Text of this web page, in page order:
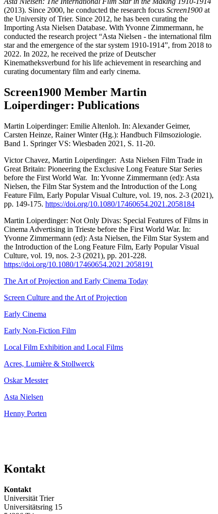
(2013). Since 2000, he conducted the research focus Screen1900 at
the University of Trier. Since 2012, he has been curating the
Importing Asta Nielsen Database. With Yvonne Zimmermann, he
conducted the research project “Asta Nielsen - the international film
star and the emergence of the star system 1910-1914”, from 2018 to
2022. In 2022, he received the prize of Deutscher
Kinematheksverbund for his life achievement in researching and
curating documentary film and early cinema.
Screen1900 Member Martin
Loiperdinger: Publications
Martin Loiperdinger: Emilie Altenloh. In: Alexander Geimer,
Carsten Heinze, Rainer Winter (Hg.): Handbuch Filmsoziologie.
Band 1. Springer VS: Wiesbaden 2021, S. 11-20.
Victor Chavez, Martin Loiperdinger: Asta Nielsen Film Trade in
Great Britain: Pioneering the Exclusive Long Feature Star Series
before the First World War. In: Yvonne Zimmermann (ed): Asta
Nielsen, the Film Star System and the Introduction of the Long
Feature Film, Early Popular Visual Culture, vol. 19, nos. 2-3 (2021),
pp. 149-175. https://doi.org/10.1080/17460654.2021.2058184
Martin Loiperdinger: Not Only Divas: Special Features of Films in
Cinema Advertising in Trieste before the First World War. In:
Yvonne Zimmermann (ed): Asta Nielsen, the Film Star System and
the Introduction of the Long Feature Film, Early Popular Visual
Culture, vol. 19, nos. 2-3 (2021), pp. 201-228.
https://doi.org/10.1080/17460654.2021.2058191
The Art of Projection and Early Cinema Today
Screen Culture and the Art of Projection
Early Cinema
Early Non-Fiction Film
Local Film Exhibition and Local Films
Acres, Lumière & Stollwerck
Oskar Messter
Asta Nielsen
Henny Porten
Kontakt
Kontakt
Universität Trier
Universitätsring 15